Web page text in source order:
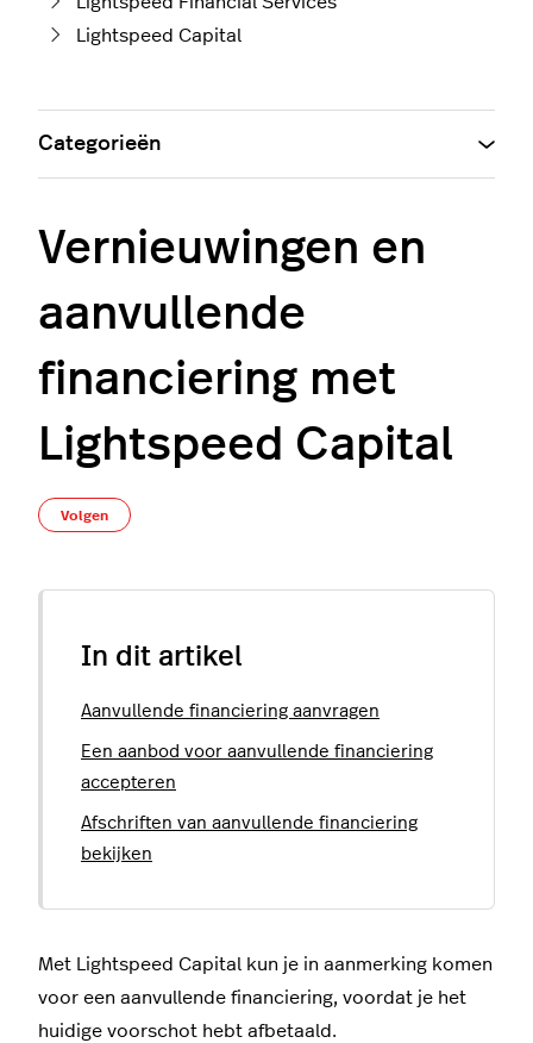
Lightspeed Capital
Vernieuwingen en
aanvullende
financiering met
Lightspeed Capital
Volgen
In dit artikel
Aanvullende financiering aanvragen
Een aanbod voor aanvullende financiering
accepteren
Afschriften van aanvullende financiering
bekijken
Met Lightspeed Capital kun je in aanmerking komen
voor een aanvullende financiering, voordat je het
huidige voorschot hebt afbetaald.
Categorieën